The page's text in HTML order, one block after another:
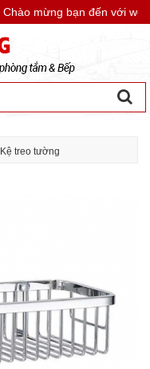
Chào mừng bạn đến với
Kệ treo tường